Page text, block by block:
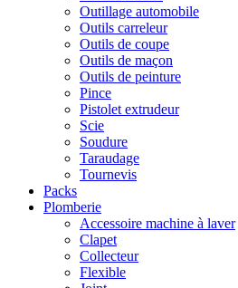
Outillage automobile
Outils carreleur
Outils de coupe
Outils de maçon
Outils de peinture
Pince
Pistolet extrudeur
Scie
Soudure
Taraudage
Tournevis
Packs
Plomberie
Accessoire machine à laver
Clapet
Collecteur
Flexible